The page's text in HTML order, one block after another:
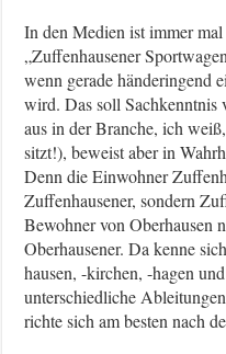
In den Medien ist immer
„Zuffenhausener
wenn gerade händeringend
wird. Das soll Sachkenntnis
aus in der Branche, ich
sitzt!), beweist aber in
Denn die Einwohner
Zuffenhausener, sondern
Bewohner von Oberhausen
Oberhausener. Da kenne
hausen, -kirchen, -hagen
unterschiedliche
richte sich am besten nach